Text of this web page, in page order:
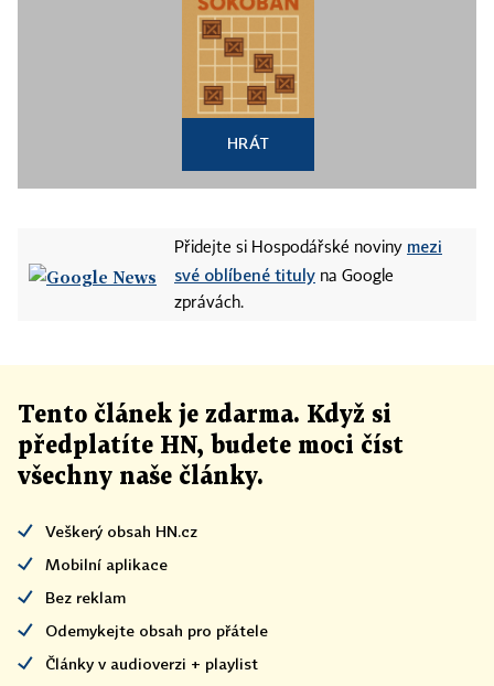
HRÁT
Přidejte si Hospodářské noviny mezi
své oblíbené tituly na Google
zprávách.
Tento článek je zdarma. Když si
předplatíte HN, budete moci číst
všechny naše články.
Veškerý obsah HN.cz
Mobilní aplikace
Bez reklam
Odemykejte obsah pro přátele
Články v audioverzi + playlist